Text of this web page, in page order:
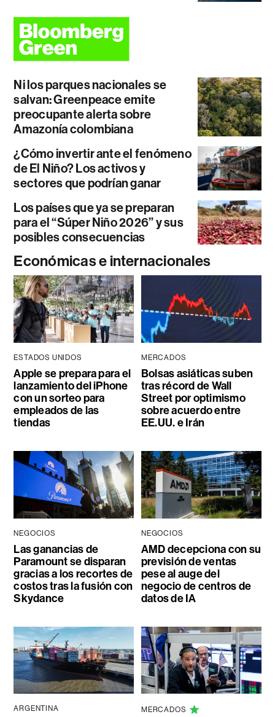
Ni los parques nacionales se
salvan: Greenpeace emite
preocupante alerta sobre
Amazonía colombiana
¿Cómo invertir ante el fenómeno
de El Niño? Los activos y
sectores que podrían ganar
Los países que ya se preparan
para el “Súper Niño 2026” y sus
posibles consecuencias
Económicas e internacionales
ESTADOS UNIDOS
Apple se prepara para el
lanzamiento del iPhone
con un sorteo para
empleados de las
tiendas
MERCADOS
Bolsas asiáticas suben
tras récord de Wall
Street por optimismo
sobre acuerdo entre
EE.UU. e Irán
NEGOCIOS
Las ganancias de
Paramount se disparan
gracias a los recortes de
costos tras la fusión con
Skydance
NEGOCIOS
AMD decepciona con su
previsión de ventas
pese al auge del
negocio de centros de
datos de IA
ARGENTINA MERCADOS